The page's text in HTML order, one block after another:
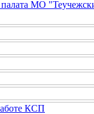
палата МО
КСП